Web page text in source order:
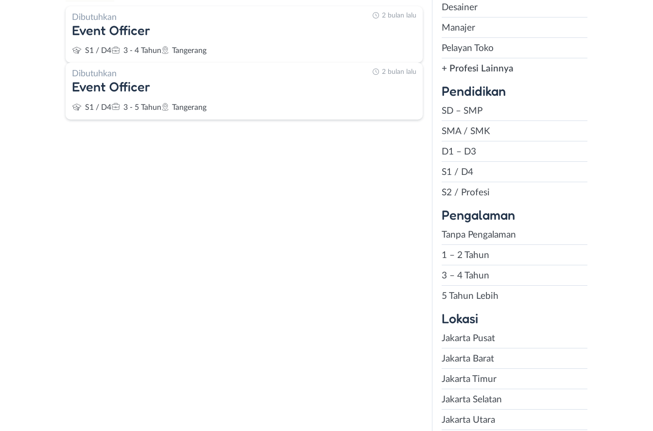
Dibutuhkan
Event Officer
S1 / D4 3 - 4 Tahun Tangerang
2 bulan lalu
Dibutuhkan
Event Officer
S1 / D4 3 - 5 Tahun Tangerang
2 bulan lalu
Desainer
Manajer
Pelayan Toko
+ Profesi Lainnya
Pendidikan
SD – SMP
SMA / SMK
D1 – D3
S1 / D4
S2 / Profesi
Pengalaman
Tanpa Pengalaman
1 – 2 Tahun
3 – 4 Tahun
5 Tahun Lebih
Lokasi
Jakarta Pusat
Jakarta Barat
Jakarta Timur
Jakarta Selatan
Jakarta Utara